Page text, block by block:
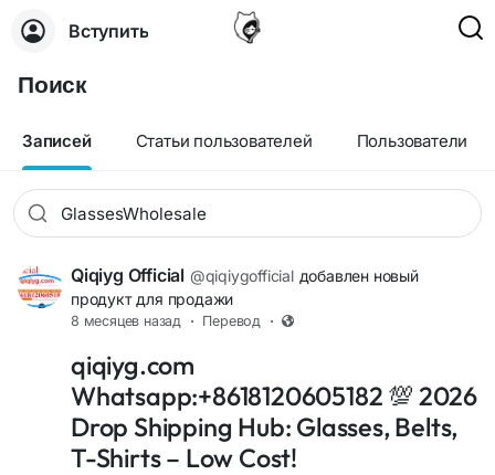
Вступить
Поиск
Записей Статьи пользователей Пользователи
Qiqiyg Official @qiqiygofficial добавлен новый
продукт для продажи
8 месяцев назад · Перевод ·
qiqiyg.com
Whatsapp:+8618120605182 💯 2026
Drop Shipping Hub: Glasses, Belts,
T-Shirts – Low Cost!